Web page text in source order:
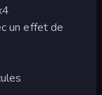
un effet de